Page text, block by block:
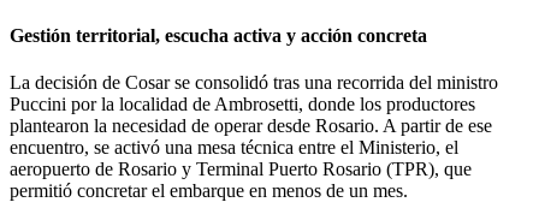
Gestión territorial, escucha activa y acción concreta
La decisión de Cosar se consolidó tras una recorrida del ministro
Puccini por la localidad de Ambrosetti, donde los productores
plantearon la necesidad de operar desde Rosario. A partir de ese
encuentro, se activó una mesa técnica entre el Ministerio, el
aeropuerto de Rosario y Terminal Puerto Rosario (TPR), que
permitió concretar el embarque en menos de un mes.